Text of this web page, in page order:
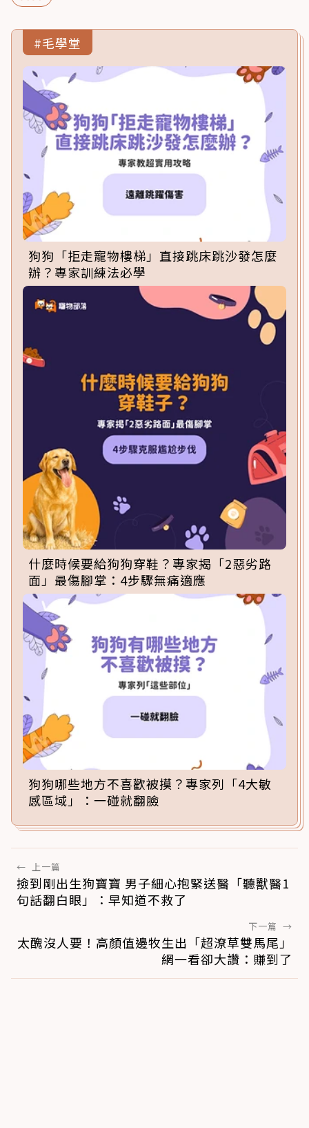
#毛學堂
狗狗「拒走寵物樓梯」直接跳床跳沙發怎麼
辦？專家訓練法必學
什麼時候要給狗狗穿鞋？專家揭「2惡劣路
面」最傷腳掌：4步驟無痛適應
狗狗哪些地方不喜歡被摸？專家列「4大敏
感區域」：一碰就翻臉
← 上一篇
撿到剛出生狗寶寶 男子細心抱緊送醫「聽獸醫1
句話翻白眼」：早知道不救了
下一篇 →
太醜沒人要！高顏值邊牧生出「超潦草雙馬尾」
網一看卻大讚：賺到了